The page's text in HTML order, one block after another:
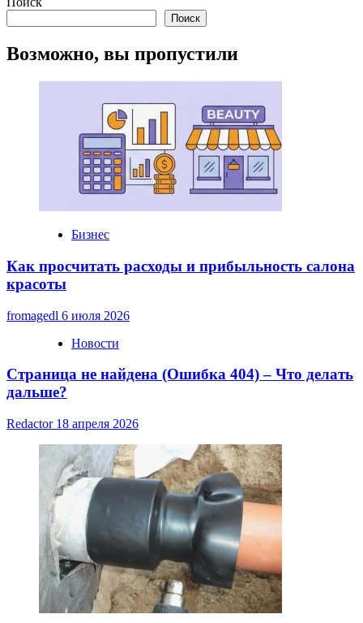
сохранить
вклад
записей
Поиск
Возможно, вы пропустили
Бизнес
Как просчитать расходы и прибыльность салона
красоты
fromagedl 6 июля 2026
Новости
Страница не найдена (Ошибка 404) – Что делать
дальше?
Redactor 18 апреля 2026